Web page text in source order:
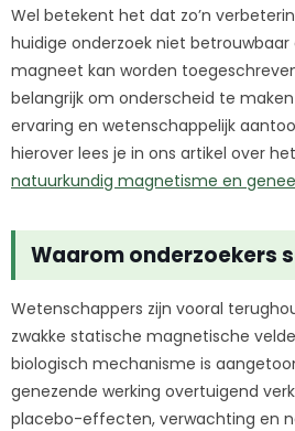
Wel betekent het dat zo’n
huidige onderzoek niet
magneet kan worden
belangrijk om onderscheid te
ervaring en wetenschappelijk
hierover lees je in ons artikel over het
natuurkundig magnetisme en
Waarom onderzoekers
Wetenschappers zijn vooral
zwakke statische magnetische
biologisch mechanisme is
genezende werking overtuigend
placebo-effecten, verwachting en